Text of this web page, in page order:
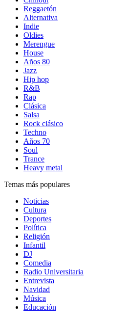
Reggaetón
Alternativa
Indie
Oldies
Merengue
House
Años 80
Jazz
Hip hop
R&B
Rap
Clásica
Salsa
Rock clásico
Techno
Años 70
Soul
Trance
Heavy metal
Temas más populares
Noticias
Cultura
Deportes
Política
Religión
Infantil
DJ
Comedia
Radio Universitaria
Entrevista
Navidad
Música
Educación